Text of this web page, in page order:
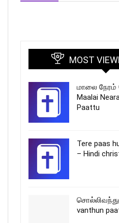
MOST
மாலை நேரம்
Maalai
Paattu
Tere paas
– Hindi
vanthun